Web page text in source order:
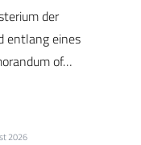
der
entlang eines
of…
2026